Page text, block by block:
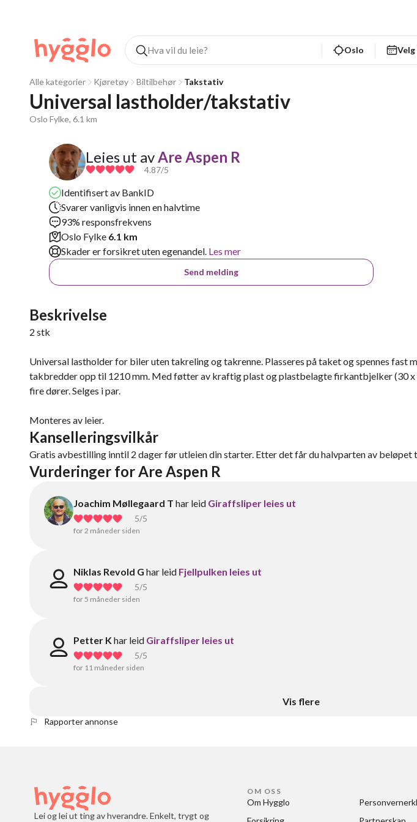
Oslo
Alle kategorier Kjøretøy Biltilbehør Takstativ
Universal lastholder/takstativ
Oslo Fylke, 6.1 km
Leies ut av Are Aspen R
4.87/5
Identifisert av BankID
Svarer vanligvis innen en halvtime
93% responsfrekvens
Oslo Fylke 6.1 km
Skader er forsikret uten egenandel. Les mer
Send melding
Beskrivelse
2 stk
Universal lastholder for biler uten takreling og takrenne. Plasseres på taket og spennes fast
takbredder opp til 1210 mm. Med føtter av kraftig plast og plastbelagte firkantbjelker (30 x
fire dører. Selges i par.
Monteres av leier.
Kanselleringsvilkår
Gratis avbestilling inntil 2 dager før utleien din starter. Etter det får du halvparten av beløpet
Vurderinger for Are Aspen R
Joachim Møllegaard T har leid Giraffsliper leies ut
5/5
for 2 måneder siden
Niklas Revold G har leid Fjellpulken leies ut
5/5
for 5 måneder siden
Petter K har leid Giraffsliper leies ut
5/5
for 11 måneder siden
Vis flere
Rapporter annonse
Lei og lei ut ting av hverandre. Enkelt, trygt og
OM OSS
Om Hygglo